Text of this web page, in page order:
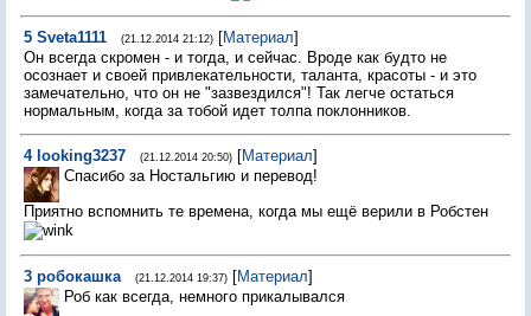
5 Sveta1111 (21.12.2014 21:12) [Материал]
Он всегда скромен - и тогда, и сейчас. Вроде как будто не
осознает и своей привлекательности, таланта, красоты - и это
замечательно, что он не "зазвездился"! Так легче остаться
нормальным, когда за тобой идет толпа поклонников.
4 looking3237 (21.12.2014 20:50) [Материал]
Спасибо за Ностальгию и перевод!
Приятно вспомнить те времена, когда мы ещё верили в Робстен
3 робокашка (21.12.2014 19:37) [Материал]
Роб как всегда, немного прикалывался